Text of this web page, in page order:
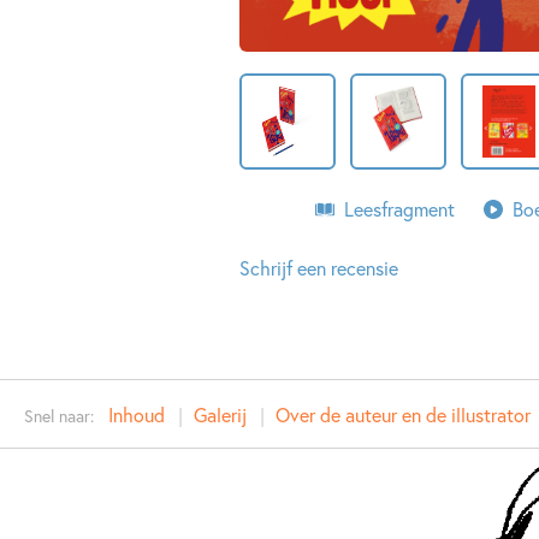
Leesfragment
Schrijf een recensie
Snel naar: Inhoud Galerij Over de auteur en de illustrator